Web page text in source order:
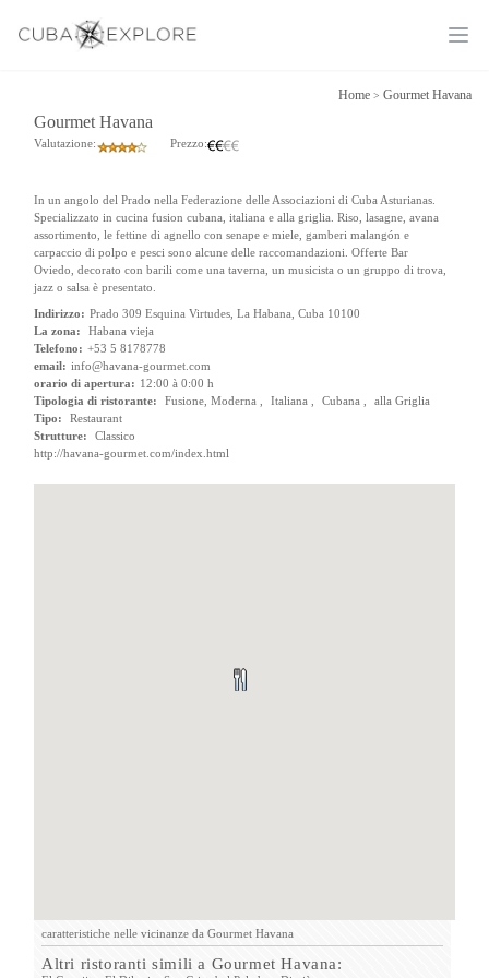
Home > Gourmet Havana
Gourmet Havana
Valutazione: Prezzo:
In un angolo del Prado nella Federazione delle Associazioni di Cuba Asturianas.
Specializzato in cucina fusion cubana, italiana e alla griglia. Riso, lasagne, avana
assortimento, le fettine di agnello con senape e miele, gamberi malangón e
carpaccio di polpo e pesci sono alcune delle raccomandazioni. Offerte Bar
Oviedo, decorato con barili come una taverna, un musicista o un gruppo di trova,
jazz o salsa è presentato.
Indirizzo: Prado 309 Esquina Virtudes, La Habana, Cuba 10100
La zona:
Habana vieja
Telefono: +53 5 8178778
email: info@havana-gourmet.com
orario di apertura: 12:00 à 0:00 h
Tipologia di ristorante:
Fusione, Moderna , Italiana , Cubana ,
alla Griglia
Tipo:
Restaurant
Strutture:
Classico
http://havana-gourmet.com/index.html
caratteristiche nelle vicinanze da Gourmet Havana
Altri ristoranti simili a Gourmet Havana: